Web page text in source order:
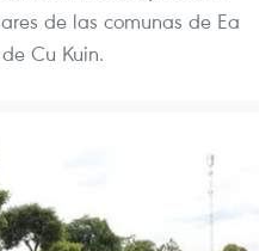
de las comunas de Ea
Cu Kuin.